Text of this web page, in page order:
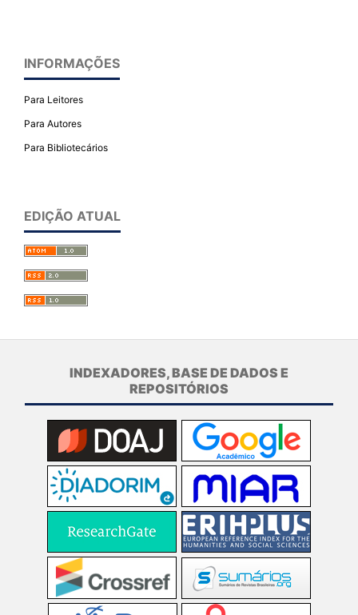
INFORMAÇÕES
Para Leitores
Para Autores
Para Bibliotecários
EDIÇÃO ATUAL
INDEXADORES, BASE DE DADOS E
REPOSITÓRIOS